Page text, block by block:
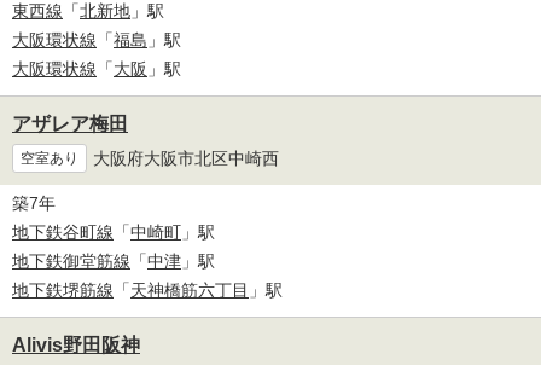
東西線 「北新地 」駅
大阪環状線 「福島 」駅
大阪環状線 「大阪 」駅
アザレア梅田
空室あり 大阪府大阪市北区中崎西
築7年
地下鉄谷町線 「中崎町 」駅
地下鉄御堂筋線 「中津 」駅
地下鉄堺筋線 「天神橋筋六丁目 」駅
Alivis野田阪神